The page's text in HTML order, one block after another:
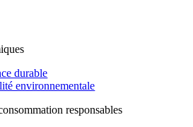
durable
environnementale
responsables